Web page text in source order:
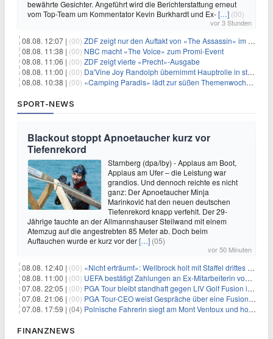
bewährte Gesichter. Angeführt wird die Berichterstattung erneut
vom Top-Team um Kommentator Kevin Burkhardt und Ex-[…] (00)
vor 3 Stunden
08.08. 12:07 | (00) ZDF zeigt nur den Auftakt von «The Assassin» im Fernsehen
08.08. 11:38 | (00) NBC macht «The Voice» zum Promi-Event
08.08. 11:06 | (00) ZDF zeigt vierte «Precht»-Ausgabe
08.08. 11:00 | (00) Da'Vine Joy Randolph übernimmt Hauptrolle in starbesetzter schwarzer Komödie
08.08. 10:38 | (00) «Camping Paradis» lädt zur süßen Themenwoche ein
SPORT-NEWS
Blackout stoppt Apnoetaucher kurz vor
Tiefenrekord
Starnberg (dpa/lby) - Applaus am Boot,
Applaus am Ufer – die Leistung war
grandios. Und dennoch reichte es nicht
ganz: Der Apnoetaucher Minja
Marinković hat den neuen deutschen
Tiefenrekord knapp verfehlt. Der 29-
Jährige tauchte an der Allmannshauser Steilwand mit einem
Atemzug auf die angestrebten 85 Meter ab. Doch beim
Auftauchen wurde er kurz vor der[…] (05)
vor 50 Minuten
08.08. 12:40 | (00) «Nicht erträumt»: Wellbrock holt mit Staffel drittes EM-Gold
08.08. 11:00 | (00) UEFA bestätigt Zahlungen an Ex-Mitarbeiterin von Infantino
07.08. 22:05 | (00) PGA Tour bleibt standhaft gegen LIV Golf Fusion in einem sich wandelnden Sportumfeld
07.08. 21:06 | (00) PGA Tour-CEO weist Gespräche über eine Fusion mit LIV Golf zurück und bekräftigt die Wettbewerbslandschaft
07.08. 17:59 | (04) Polnische Fahrerin siegt am Mont Ventoux und holt Tour-Gelb
FINANZNEWS